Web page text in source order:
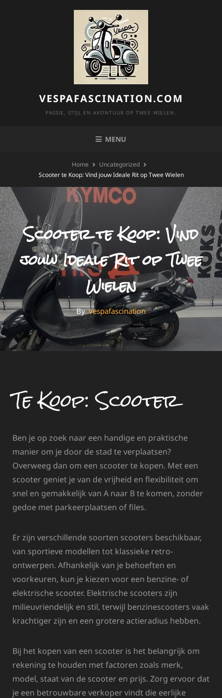
VESPAFASCINATION.COM
PASSIE, STIJL EN AVONTUUR OP TWEE WIELEN.
MENU
Home
Uncategorized
Scooter te Koop: Vind jouw Ideale Rit op Twee Wielen
Scooter te Koop: Vind
jouw Ideale Rit op Twee
Wielen
By
By Vespafascination
Te Koop: Scooter
Ben je op zoek naar een handige en praktische
manier om je door de stad te verplaatsen?
Overweeg dan om een scooter te kopen. Met een
scooter geniet je van de vrijheid en flexibiliteit om
snel en gemakkelijk van A naar B te komen, zonder
gedoe met parkeerplaatsen of files.
Er zijn verschillende soorten scooters beschikbaar,
van sportieve modellen tot klassieke retro-
ontwerpen. Afhankelijk van je behoeften en
voorkeuren, kun je kiezen voor een benzine- of
elektrische scooter. Elektrische scooters zijn
milieuvriendelijk en stil, terwijl benzinescooters vaak
krachtiger zijn en een grotere actieradius hebben.
Bij het kopen van een scooter is het belangrijk om
rekening te houden met factoren zoals merk,
model, staat van de scooter en prijs. Zorg ervoor dat
je een betrouwbare verkoper vindt die eerlijke